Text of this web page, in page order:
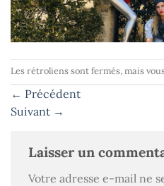
Les rétroliens sont fermés, mais
← Précédent
Suivant →
Laisser un
Votre adresse e-mail ne